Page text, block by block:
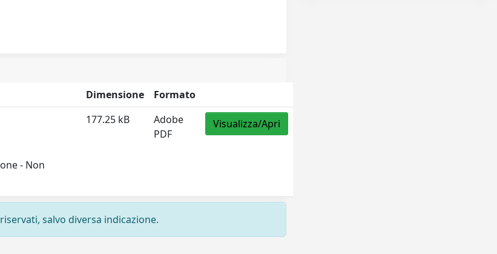
Dimensione Formato
- Non
177.25 kB
Adobe
PDF
Visualizza/Apri
salvo diversa indicazione.